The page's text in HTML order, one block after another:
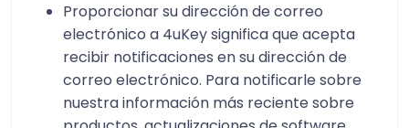
Proporcionar su dirección de correo
electrónico a 4uKey significa que acepta
recibir notificaciones en su dirección de
correo electrónico. Para notificarle sobre
nuestra información más reciente sobre